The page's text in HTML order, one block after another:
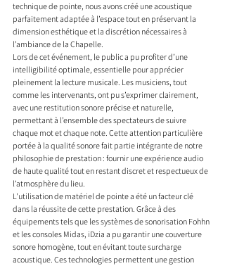
technique de pointe, nous avons créé une acoustique
parfaitement adaptée à l’espace tout en préservant la
dimension esthétique et la discrétion nécessaires à
l’ambiance de la Chapelle.
Lors de cet événement, le public a pu profiter d’une
intelligibilité optimale, essentielle pour apprécier
pleinement la lecture musicale. Les musiciens, tout
comme les intervenants, ont pu s’exprimer clairement,
avec une restitution sonore précise et naturelle,
permettant à l’ensemble des spectateurs de suivre
chaque mot et chaque note. Cette attention particulière
portée à la qualité sonore fait partie intégrante de notre
philosophie de prestation : fournir une expérience audio
de haute qualité tout en restant discret et respectueux de
l’atmosphère du lieu.
L'utilisation de matériel de pointe a été un facteur clé
dans la réussite de cette prestation. Grâce à des
équipements tels que les systèmes de sonorisation Fohhn
et les consoles Midas, iDzia a pu garantir une couverture
sonore homogène, tout en évitant toute surcharge
acoustique. Ces technologies permettent une gestion